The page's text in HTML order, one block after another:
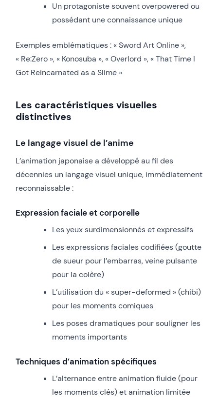
Un protagoniste souvent overpowered ou
possédant une connaissance unique
Exemples emblématiques : « Sword Art Online »,
« Re:Zero », « Konosuba », « Overlord », « That Time I
Got Reincarnated as a Slime »
Les caractéristiques visuelles
distinctives
Le langage visuel de l’anime
L’animation japonaise a développé au fil des
décennies un langage visuel unique, immédiatement
reconnaissable :
Expression faciale et corporelle
Les yeux surdimensionnés et expressifs
Les expressions faciales codifiées (goutte
de sueur pour l’embarras, veine pulsante
pour la colère)
L’utilisation du « super-deformed » (chibi)
pour les moments comiques
Les poses dramatiques pour souligner les
moments importants
Techniques d’animation spécifiques
L’alternance entre animation fluide (pour
les moments clés) et animation limitée